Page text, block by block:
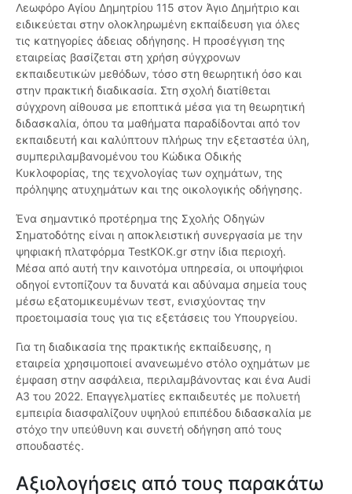
Λεωφόρο Αγίου Δημητρίου 115 στον Άγιο Δημήτριο και
ειδικεύεται στην ολοκληρωμένη εκπαίδευση για όλες
τις κατηγορίες άδειας οδήγησης. Η προσέγγιση της
εταιρείας βασίζεται στη χρήση σύγχρονων
εκπαιδευτικών μεθόδων, τόσο στη θεωρητική όσο και
στην πρακτική διαδικασία. Στη σχολή διατίθεται
σύγχρονη αίθουσα με εποπτικά μέσα για τη θεωρητική
διδασκαλία, όπου τα μαθήματα παραδίδονται από τον
εκπαιδευτή και καλύπτουν πλήρως την εξεταστέα ύλη,
συμπεριλαμβανομένου του Κώδικα Οδικής
Κυκλοφορίας, της τεχνολογίας των οχημάτων, της
πρόληψης ατυχημάτων και της οικολογικής οδήγησης.
Ένα σημαντικό προτέρημα της Σχολής Οδηγών
Σηματοδότης είναι η αποκλειστική συνεργασία με την
ψηφιακή πλατφόρμα TestKOK.gr στην ίδια περιοχή.
Μέσα από αυτή την καινοτόμα υπηρεσία, οι υποψήφιοι
οδηγοί εντοπίζουν τα δυνατά και αδύναμα σημεία τους
μέσω εξατομικευμένων τεστ, ενισχύοντας την
προετοιμασία τους για τις εξετάσεις του Υπουργείου.
Για τη διαδικασία της πρακτικής εκπαίδευσης, η
εταιρεία χρησιμοποιεί ανανεωμένο στόλο οχημάτων με
έμφαση στην ασφάλεια, περιλαμβάνοντας και ένα Audi
A3 του 2022. Επαγγελματίες εκπαιδευτές με πολυετή
εμπειρία διασφαλίζουν υψηλού επιπέδου διδασκαλία με
στόχο την υπεύθυνη και συνετή οδήγηση από τους
σπουδαστές.
Αξιολογήσεις από τους παρακάτω